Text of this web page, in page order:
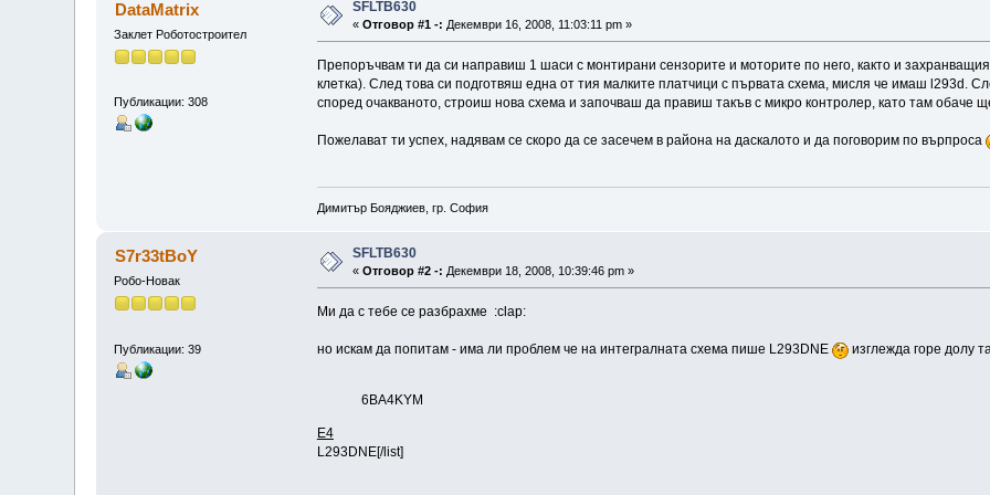
DataMatrix
Заклет Роботостроител
Публикации: 308
SFLTB630
«Отговор #1 -: Декември 16, 2008, 11:03:11 pm »
Препоръчвам ти да си направиш 1 шаси с монтирани сензорите и моторите по него, както и
клетка). След това си подготвяш една от тия малките платчици с първата схема, мисля че имаш l293d.
според очакваното, строиш нова схема и започваш да правиш такъв с микро контролер, като там
Пожелават ти успех, надявам се скоро да се засечем в района на даскалото и да поговорим по върпроса
Димитър Бояджиев, гр. София
S7r33tBoY
Робо-Новак
Публикации: 39
SFLTB630
«Отговор #2 -: Декември 18, 2008, 10:39:46 pm »
Ми да с тебе се разбрахме :clap:
но искам да попитам - има ли проблем че на интегралната схема пише L293DNE изглежда горе долу
6BA4KYM
E4
L293DNE[/list]